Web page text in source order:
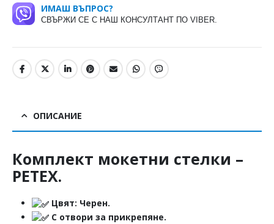
ИМАШ ВЪПРОС?
СВЪРЖИ СЕ С НАШ КОНСУЛТАНТ ПО VIBER.
ОПИСАНИЕ
Комплект мокетни стелки –
PETEX.
Цвят: Черен.
С отвори за прикрепяне.